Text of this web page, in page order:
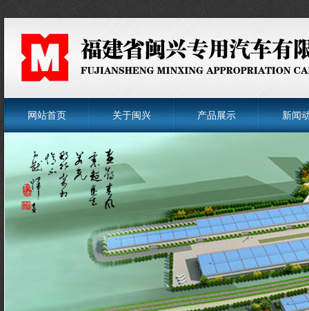
网站首页 关于闽兴 产品展示 新闻
菜单名称 菜单名称